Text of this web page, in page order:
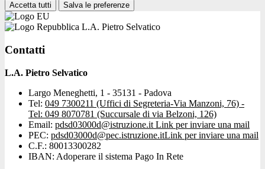
Accetta tutti Salva le preferenze
L.A. Pietro Selvatico
Contatti
L.A. Pietro Selvatico
Largo Meneghetti, 1 - 35131 - Padova
Tel: 049 7300211 (Uffici di Segreteria-Via Manzoni, 76) -
Tel: 049 8070781 (Succursale di via Belzoni, 126)
Email: pdsd03000d@istruzione.it Link per inviare una mail
PEC: pdsd03000d@pec.istruzione.itLink per inviare una mail
C.F.: 80013300282
IBAN: Adoperare il sistema Pago In Rete